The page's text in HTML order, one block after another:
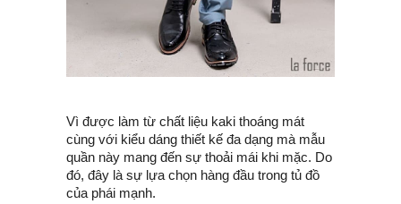
Vì được làm từ chất liệu kaki thoáng mát
cùng với kiểu dáng thiết kế đa dạng mà mẫu
quần này mang đến sự thoải mái khi mặc. Do
đó, đây là sự lựa chọn hàng đầu trong tủ đồ
của phái mạnh.